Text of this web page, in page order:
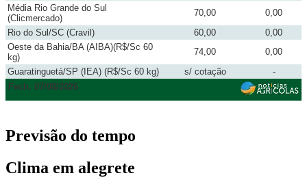
Média Rio Grande do Sul
(Clicmercado)
70,00
0,00
Rio do Sul/SC (Cravil)
60,00
0,00
Oeste da Bahia/BA (AIBA)(R$/Sc 60
kg)
74,00
0,00
Guaratinguetá/SP (IEA) (R$/Sc 60 kg)
s/ cotação
-
Fech. 07/08/2026
Previsão do tempo
Clima em alegrete